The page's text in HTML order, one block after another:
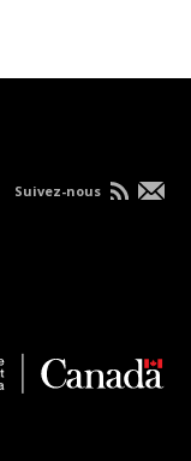
Suivez-nous